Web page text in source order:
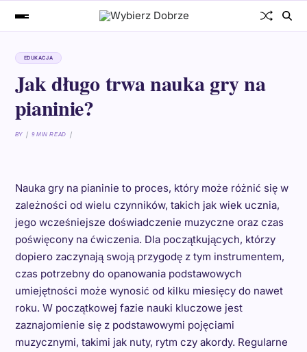
EDUKACJA
Jak długo trwa nauka gry na
pianinie?
BY 9 MIN READ
Nauka gry na pianinie to proces, który może różnić się w
zależności od wielu czynników, takich jak wiek ucznia,
jego wcześniejsze doświadczenie muzyczne oraz czas
poświęcony na ćwiczenia. Dla początkujących, którzy
dopiero zaczynają swoją przygodę z tym instrumentem,
czas potrzebny do opanowania podstawowych
umiejętności może wynosić od kilku miesięcy do nawet
roku. W początkowej fazie nauki kluczowe jest
zaznajomienie się z podstawowymi pojęciami
muzycznymi, takimi jak nuty, rytm czy akordy. Regularne